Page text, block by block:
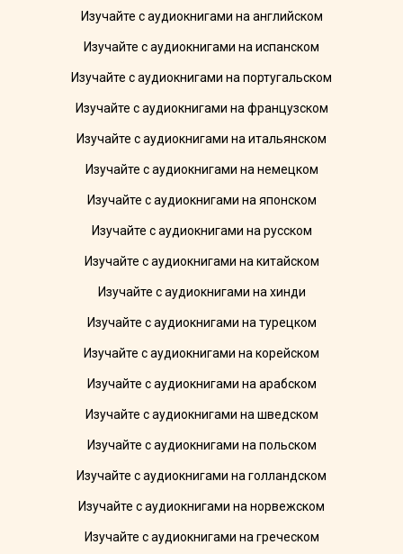
Изучайте с аудиокнигами на английском
Изучайте с аудиокнигами на испанском
Изучайте с аудиокнигами на португальском
Изучайте с аудиокнигами на французском
Изучайте с аудиокнигами на итальянском
Изучайте с аудиокнигами на немецком
Изучайте с аудиокнигами на японском
Изучайте с аудиокнигами на русском
Изучайте с аудиокнигами на китайском
Изучайте с аудиокнигами на хинди
Изучайте с аудиокнигами на турецком
Изучайте с аудиокнигами на корейском
Изучайте с аудиокнигами на арабском
Изучайте с аудиокнигами на шведском
Изучайте с аудиокнигами на польском
Изучайте с аудиокнигами на голландском
Изучайте с аудиокнигами на норвежском
Изучайте с аудиокнигами на греческом